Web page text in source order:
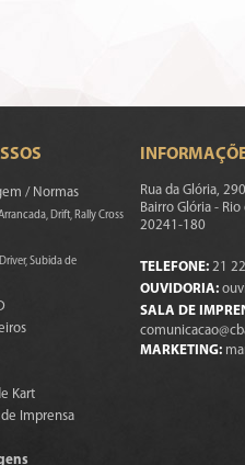
/ Normas
Drift, Rally Cross
Subida de
Kart
Imprensa
Rua da Glória,
Bairro Glória - Rio
20241-180
TELEFONE: 21
OUVIDORIA:
SALA DE
MARKETING: